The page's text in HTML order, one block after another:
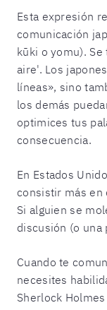
Esta expresión
comunicación
kūki o yomu).
aire'. Los
líneas», sino
los demás
optimices tus
consecuencia.
En Estados
consistir más en
Si alguien se
discusión (o una
Cuando te
necesites
Sherlock